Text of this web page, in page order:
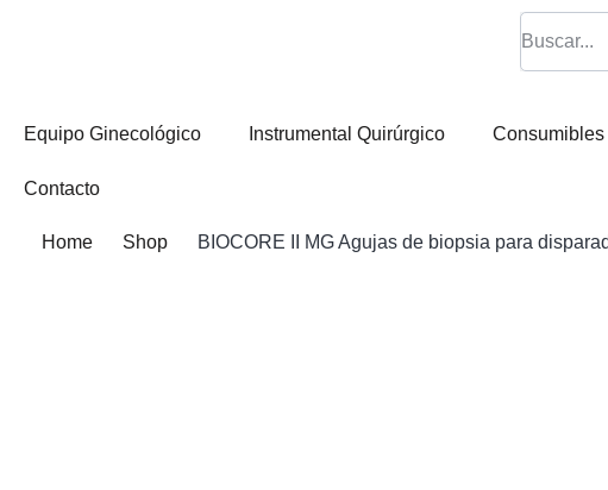
Equipo Ginecológico Instrumental Quirúrgico Consumibles
Contacto
Home Shop BIOCORE II MG Agujas de biopsia para